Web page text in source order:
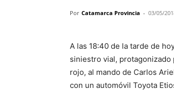
Por Catamarca Provincia - 03/05/
A las 18:40 de la tarde de
siniestro vial, protagonizado
rojo, al mando de Carlos
con un automóvil Toyota